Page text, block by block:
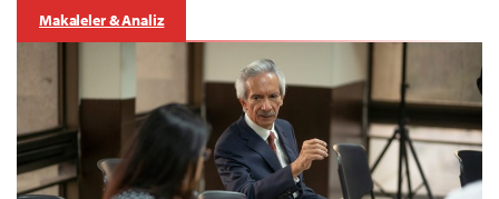
Makaleler & Analiz